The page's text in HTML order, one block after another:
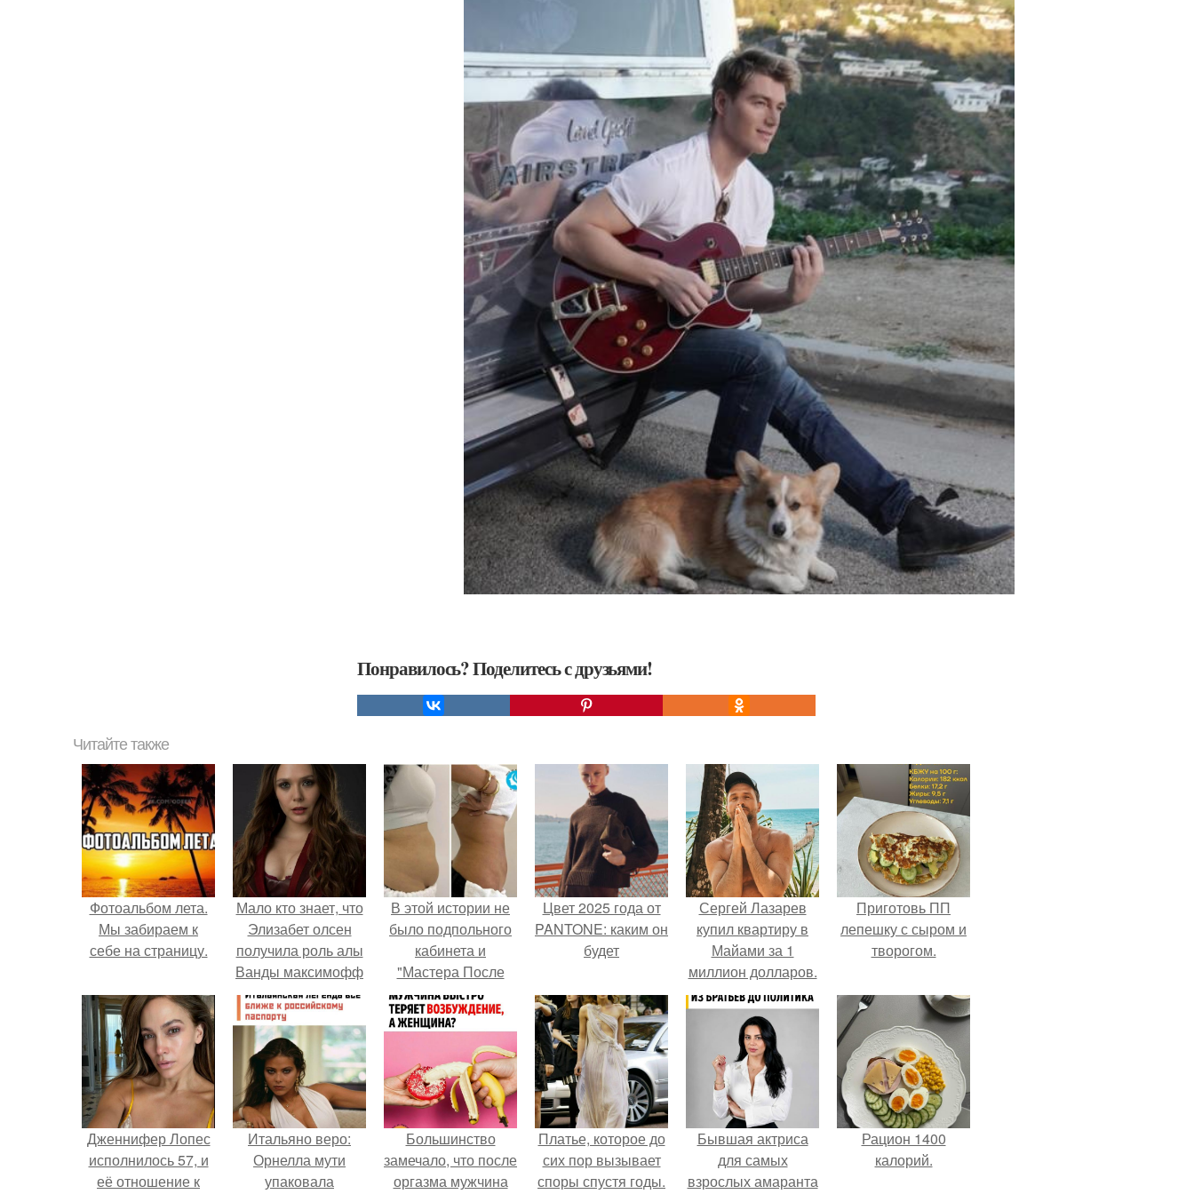
Понравилось? Поделитесь с друзьями!
Читайте также
Фотоальбом лета.
Мы забираем к
себе на страницу.
Мало кто знает, что
Элизабет олсен
получила роль алы
Ванды максимофф
не сразу.
В этой истории не
было подпольного
кабинета и
"Мастера После
Двухнедельных
Курсов".
Цвет 2025 года от
PANTONE: каким он
будет
Сергей Лазарев
купил квартиру в
Майами за 1
миллион долларов.
Приготовь ПП
лепешку с сыром и
творогом.
Дженнифер Лопес
исполнилось 57, и
её отношение к
Итальяно веро:
Орнелла мути
упаковала
Большинство
замечало, что после
оргазма мужчина
Платье, которое до
сих пор вызывает
споры спустя годы.
Бывшая актриса
для самых
взрослых амаранта
Рацион 1400
калорий.